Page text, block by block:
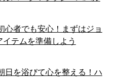
心者でも安心！まずはジョ
テムを準備しよう
日を浴びて心を整える！ハ